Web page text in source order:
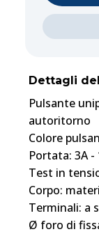
Dettagli
Pulsante
autoritorno
Colore
Portata: 3A -
Test in
Corpo:
Terminali: a
Ø foro di